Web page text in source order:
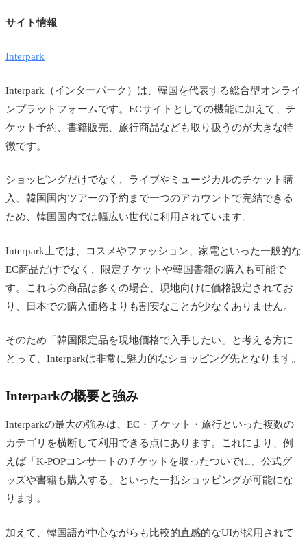
サイト情報
Interpark
Interpark（インターパーク）は、韓国を代表する総合型オンライ
ンプラットフォームです。ECサイトとしての機能に加えて、チ
ケット予約、書籍販売、旅行商品なども取り扱うのが大きな特
徴です。
ショッピングだけでなく、ライブやミュージカルのチケット購
入、韓国国内ツアーの予約まで一つのアカウントで完結できる
ため、韓国国内では幅広い世代に利用されています。
Interpark上では、コスメやファッション、家電といった一般的な
EC商品だけでなく、限定チケットや韓国書籍の購入も可能で
す。これらの商品は多くの場合、現地向けに価格設定されてお
り、日本での購入価格よりも割安なことが少なくありません。
そのため「韓国限定品を現地価格で入手したい」と考える方に
とって、Interparkは非常に魅力的なショッピング先となります。
Interparkの概要と強み
Interparkの最大の強みは、EC・チケット・旅行といった複数の
カテゴリを横断して利用できる点にあります。これにより、例
えば「K-POPコンサートのチケットを取ったついでに、公式グ
ッズや書籍も購入する」といった一括ショッピングが可能にな
ります。
加えて、韓国語が中心ながらも比較的直感的なUIが採用されて